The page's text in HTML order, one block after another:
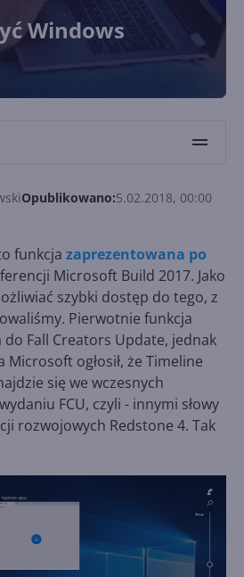
Windows
Opublikowano:5.02.2018, 00:00
funkcja zaprezentowana po
Microsoft Build 2017. Jako
szybki dostęp do tego, z
Pierwotnie funkcja
do Fall Creators Update, jednak
ogłosił, że Timeline
się we wczesnych
FCU, czyli - innymi słowy
rozwojowych Redstone 4. Tak